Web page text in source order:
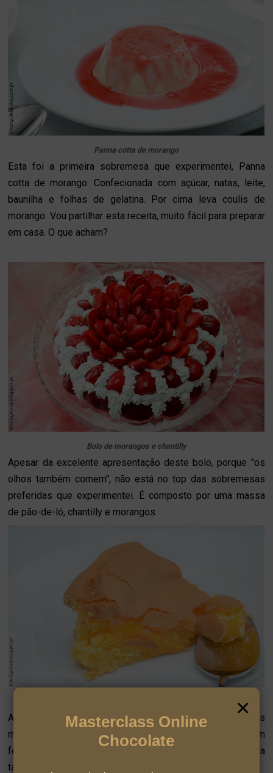
Panna cotta de morango
Esta foi a primeira sobremesa que experimentei, Panna
cotta de morango. Confecionada com açúcar, natas, leite,
baunilha e folhas de gelatina. Por cima leva coulis de
morango. Vou partilhar esta receita, muito fácil para preparar
em casa. O que acham?
Bolo de morangos e chantilly
Apesar da excelente apresentação deste bolo, porque "os
olhos também comem", não está no top das sobremesas
preferidas que experimentei. É composto por uma massa
de pão-de-ló, chantilly e morangos.
Agora sim, este Pão-de-ló de Alfeizerão faz parte dos
meus favoritos. Gemas, ovos inteiros, açúcar e farinha com
fermento são os ingredientes. Se quiserem a receita
também a posso publicar, foi gentilmente cedida pelo chef.
×
Masterclass Online
Chocolate